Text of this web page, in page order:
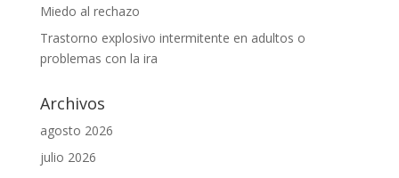
Miedo al rechazo
Trastorno explosivo intermitente en adultos o
problemas con la ira
Archivos
agosto 2026
julio 2026